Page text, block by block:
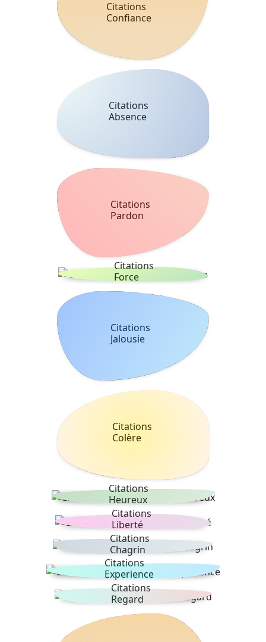
Citations
Confiance
Citations
Absence
Citations
Pardon
Citations
Force
Citations
Jalousie
Citations
Colère
Citations
Heureux
Citations
Liberté
Citations
Chagrin
Citations
Experience
Citations
Regard